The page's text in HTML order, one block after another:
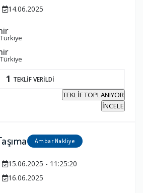
14.06.2025
1 TEKLİF VERİLDİ
TEKLİF TOPLANIYOR
İNCELE
Ambar Nakliye
15.06.2025 - 11:25:20
16.06.2025